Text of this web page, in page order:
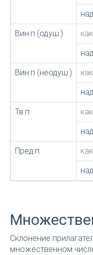
Вин.п (одуш.)
Вин.п (неодуш.)
Тв.п
Пред.п
Склонение
множественном